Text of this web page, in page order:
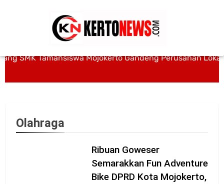
SMK Tamansiswa Mojokerto Gandeng Perusahan Lokal
Olahraga
Ribuan Goweser
Semarakkan Fun Adventure
Bike DPRD Kota Mojokerto,